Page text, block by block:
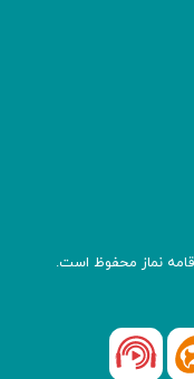
نماز محفوظ است.
ایتا